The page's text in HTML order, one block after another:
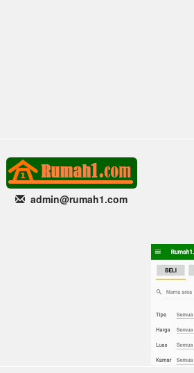
admin@rumah1.com